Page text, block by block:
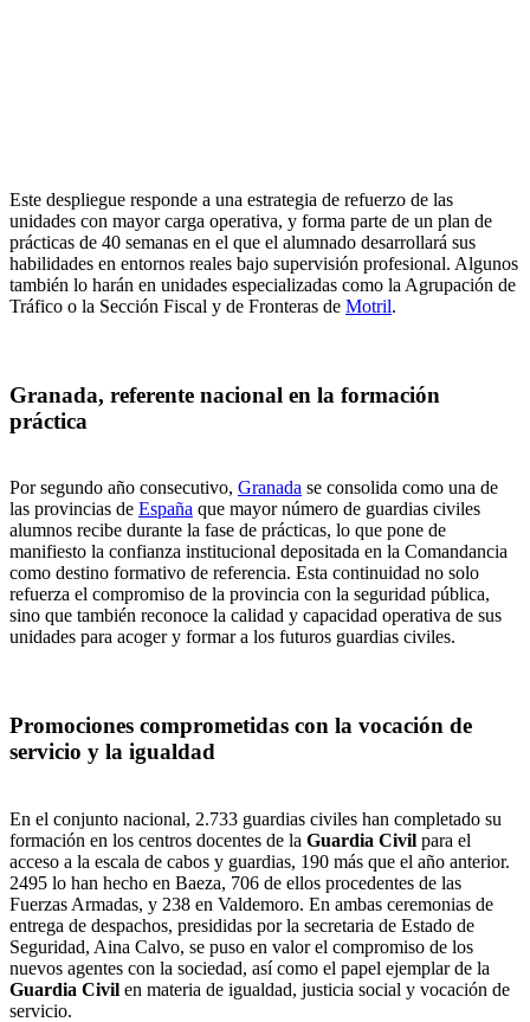
Este despliegue responde a una estrategia de refuerzo de las
unidades con mayor carga operativa, y forma parte de un plan de
prácticas de 40 semanas en el que el alumnado desarrollará sus
habilidades en entornos reales bajo supervisión profesional. Algunos
también lo harán en unidades especializadas como la Agrupación de
Tráfico o la Sección Fiscal y de Fronteras de Motril.
Granada, referente nacional en la formación
práctica
Por segundo año consecutivo, Granada se consolida como una de
las provincias de España que mayor número de guardias civiles
alumnos recibe durante la fase de prácticas, lo que pone de
manifiesto la confianza institucional depositada en la Comandancia
como destino formativo de referencia. Esta continuidad no solo
refuerza el compromiso de la provincia con la seguridad pública,
sino que también reconoce la calidad y capacidad operativa de sus
unidades para acoger y formar a los futuros guardias civiles.
Promociones comprometidas con la vocación de
servicio y la igualdad
En el conjunto nacional, 2.733 guardias civiles han completado su
formación en los centros docentes de la Guardia Civil para el
acceso a la escala de cabos y guardias, 190 más que el año anterior.
2495 lo han hecho en Baeza, 706 de ellos procedentes de las
Fuerzas Armadas, y 238 en Valdemoro. En ambas ceremonias de
entrega de despachos, presididas por la secretaria de Estado de
Seguridad, Aina Calvo, se puso en valor el compromiso de los
nuevos agentes con la sociedad, así como el papel ejemplar de la
Guardia Civil en materia de igualdad, justicia social y vocación de
servicio.